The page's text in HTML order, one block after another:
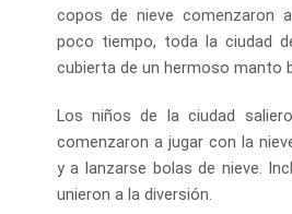
copos de nieve comenzaron
poco tiempo, toda la ciudad
cubierta de un hermoso manto
Los niños de la ciudad
comenzaron a jugar con la
y a lanzarse bolas de nieve.
unieron a la diversión.